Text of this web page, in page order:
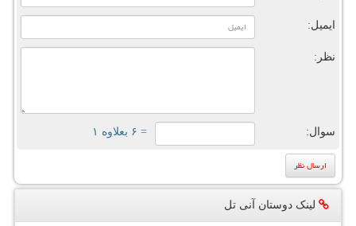
ایمیل:
نظر:
سوال: = ۶ بعلاوه ۱
لینک دوستان آنی تل